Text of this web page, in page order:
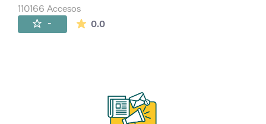
110166 Accesos
- 0.0La valoración media es de 0 estrellas de